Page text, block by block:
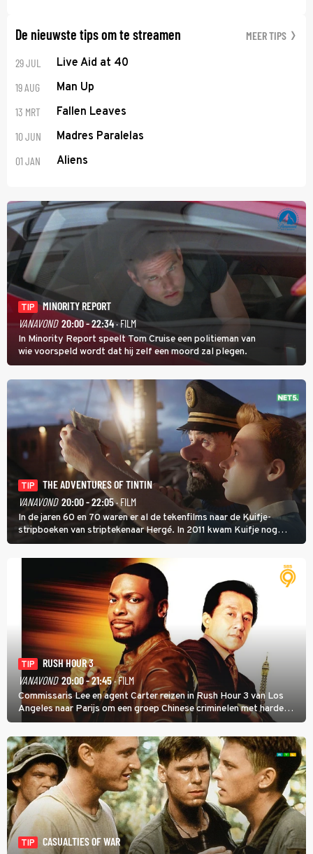
De nieuwste tips om te streamen MEER TIPS
29 JUL Live Aid at 40
19 AUG Man Up
13 MRT Fallen Leaves
10 JUN Madres Paralelas
01 JAN Aliens
TIP
MINORITY REPORT
VANAVOND 20:00 - 22:34· FILM
In Minority Report speelt Tom Cruise een politieman van
wie voorspeld wordt dat hij zelf een moord zal plegen.
TIP
THE ADVENTURES OF TINTIN
VANAVOND 20:00 - 22:05· FILM
In de jaren 60 en 70 waren er al de tekenfilms naar de Kuifje-
stripboeken van striptekenaar Hergé. In 2011 kwam Kuifje nog
meer tot leven in The Adventures of Tintin van Steven Spielberg.
TIP
RUSH HOUR 3
VANAVOND 20:00 - 21:45· FILM
Commissaris Lee en agent Carter reizen in Rush Hour 3 van Los
Angeles naar Parijs om een groep Chinese criminelen met harde
hand aan te pakken.
TIP
CASUALTIES OF WAR